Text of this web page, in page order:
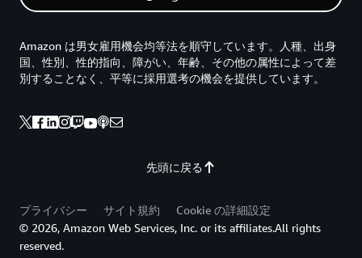
先頭に戻る
Amazon は男女雇用機会均等法を順守しています。人種、出身
国、性別、性的指向、障がい、年齢、その他の属性によって差
別することなく、平等に採用選考の機会を提供しています。
プライバシー サイト規約
Cookie の詳細設定
© 2026, Amazon Web Services, Inc. or its affiliates.All rights
reserved.